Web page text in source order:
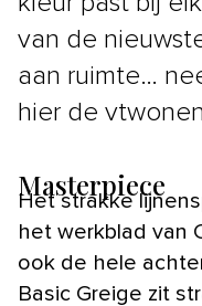
van de
aan ruimte…
hier de
Masterpiece
Het strakke lijnenspel, de mat gelakte fronten,
het werkblad van
ook de hele
Basic Greige zit